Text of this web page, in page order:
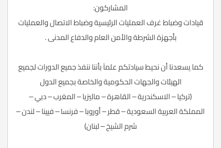
المشاركون:
قيادات وضباط غرف العمليات الرئيسية وضباط الاتصال والعمليات
بأجهزة الشرطة والأمن العام والدفاع المدنى .
كما يسعدنا أن نحيط سيادتكم علماَ بأننا ننفذ جميع الدورات لجميع
الهيئات والجهات الحكومية والخاصة بجميع الدول
(تركيا – الاسكندرية – القاهرة – ماليزيا – المغرب – دبي –
المملكة العربية السعودية – قطر – أوروبا – فرنسا – فيينا – لندن –
شرم الشيخ – لبنان)